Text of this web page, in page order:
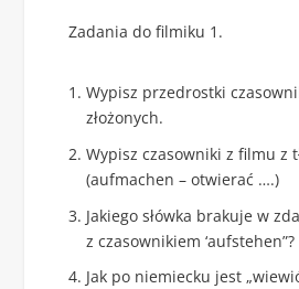
Zadania do filmiku 1.
Wypisz przedrostki
złożonych.
Wypisz czasowniki z filmu z
(aufmachen – otwierać ….)
Jakiego słówka brakuje w
z czasownikiem ‘aufstehen”?
Jak po niemiecku jest